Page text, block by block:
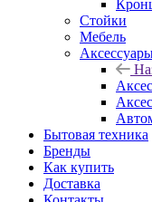
Стойки
Мебель
Бытовая техника
Бренды
Как купить
Доставка